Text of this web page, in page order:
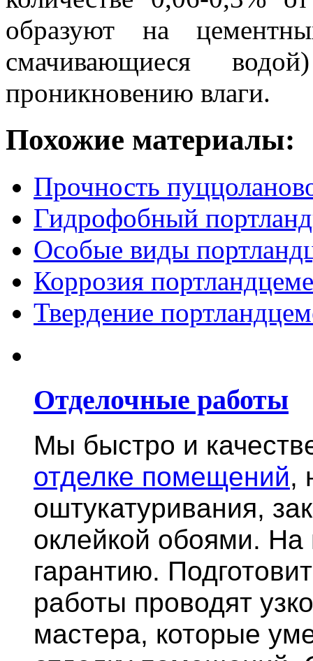
образуют на
смачивающиеся
проникновению влаги.
Похожие материалы:
Прочность
Гидрофобный
Особые виды
Коррозия
Твердение
Отделочные работы
Мы быстро и
отделке помещений,
оштукатуривания,
оклейкой обоями.
гарантию.
работы проводят
мастера, которые